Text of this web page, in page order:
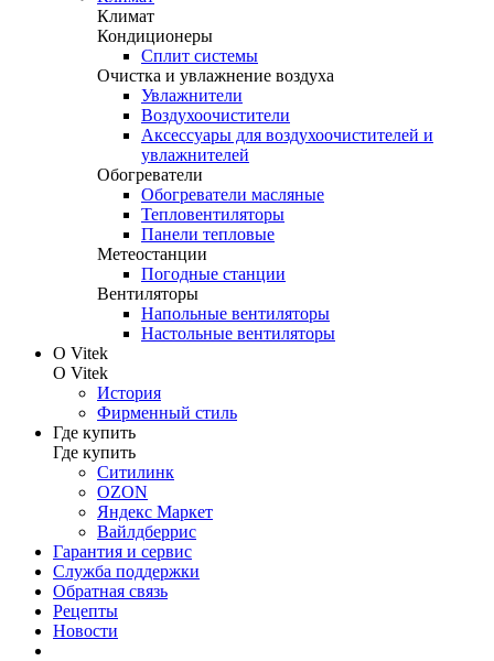
Климат
Кондиционеры
Сплит системы
Очистка и увлажнение воздуха
Увлажнители
Воздухоочистители
Аксессуары для воздухоочистителей и
увлажнителей
Обогреватели
Обогреватели масляные
Тепловентиляторы
Панели тепловые
Метеостанции
Погодные станции
Вентиляторы
Напольные вентиляторы
Настольные вентиляторы
О Vitek
О Vitek
История
Фирменный стиль
Где купить
Где купить
Ситилинк
OZON
Яндекс Маркет
Вайлдберрис
Гарантия и сервис
Служба поддержки
Обратная связь
Рецепты
Новости